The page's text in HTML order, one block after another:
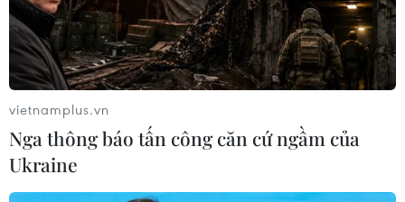
vietnamplus.vn
Nga thông báo tấn công căn cứ ngầm của
Ukraine